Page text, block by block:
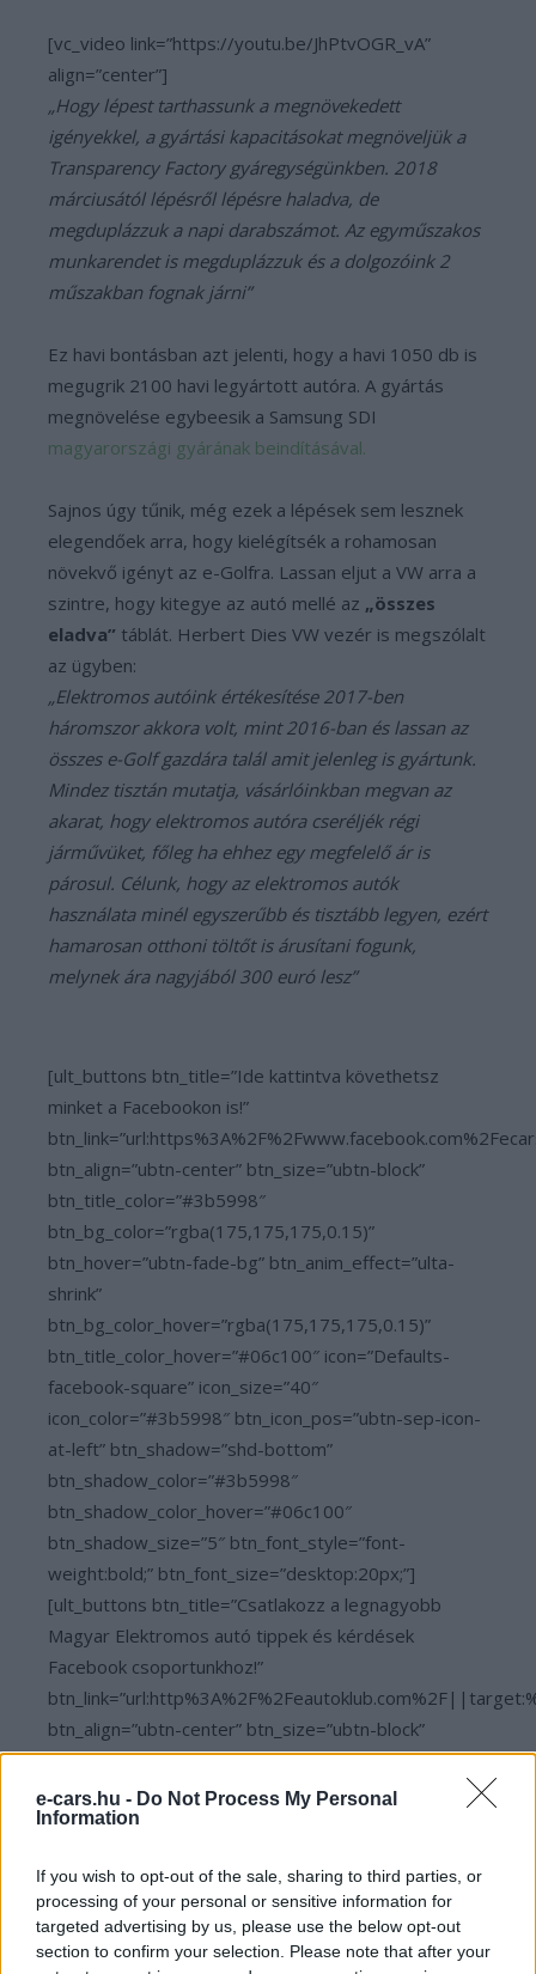
e-cars.hu - Do Not Process My Personal
Information
If you wish to opt-out of the sale, sharing to third parties, or
processing of your personal or sensitive information for
targeted advertising by us, please use the below opt-out
section to confirm your selection. Please note that after your
[vc_video link=”https://youtu.be/JhPtvOGR_vA”
align=”center”]
„Hogy lépest tarthassunk a megnövekedett
igényekkel, a gyártási kapacitásokat megnöveljük a
Transparency Factory gyáregységünkben. 2018
márciusától lépésről lépésre haladva, de
megduplázzuk a napi darabszámot. Az egyműszakos
munkarendet is megduplázzuk és a dolgozóink 2
műszakban fognak járni”
Ez havi bontásban azt jelenti, hogy a havi 1050 db is
megugrik 2100 havi legyártott autóra. A gyártás
megnövelése egybeesik a Samsung SDI
magyarországi gyárának beindításával.
Sajnos úgy tűnik, még ezek a lépések sem lesznek
elegendőek arra, hogy kielégítsék a rohamosan
növekvő igényt az e-Golfra. Lassan eljut a VW arra a
szintre, hogy kitegye az autó mellé az „összes
eladva” táblát. Herbert Dies VW vezér is megszólalt
az ügyben:
„Elektromos autóink értékesítése 2017-ben
háromszor akkora volt, mint 2016-ban és lassan az
összes e-Golf gazdára talál amit jelenleg is gyártunk.
Mindez tisztán mutatja, vásárlóinkban megvan az
akarat, hogy elektromos autóra cseréljék régi
járművüket, főleg ha ehhez egy megfelelő ár is
párosul. Célunk, hogy az elektromos autók
használata minél egyszerűbb és tisztább legyen, ezért
hamarosan otthoni töltőt is árusítani fogunk,
melynek ára nagyjából 300 euró lesz”
[ult_buttons btn_title=”Ide kattintva követhetsz
minket a Facebookon is!”
btn_align=”ubtn-center” btn_size=”ubtn-block”
btn_title_color=”#3b5998″
btn_bg_color=”rgba(175,175,175,0.15)”
btn_hover=”ubtn-fade-bg” btn_anim_effect=”ulta-
shrink”
btn_bg_color_hover=”rgba(175,175,175,0.15)”
btn_title_color_hover=”#06c100″ icon=”Defaults-
facebook-square” icon_size=”40″
icon_color=”#3b5998″ btn_icon_pos=”ubtn-sep-icon-
at-left” btn_shadow=”shd-bottom”
btn_shadow_color=”#3b5998″
btn_shadow_color_hover=”#06c100″
btn_shadow_size=”5″ btn_font_style=”font-
weight:bold;” btn_font_size=”desktop:20px;”]
[ult_buttons btn_title=”Csatlakozz a legnagyobb
Magyar Elektromos autó tippek és kérdések
Facebook csoportunkhoz!”
btn_align=”ubtn-center” btn_size=”ubtn-block”
btn_title_color=”#3b5998″
btn_bg_color=”rgba(175,175,175,0.15)”
btn_hover=”ubtn-fade-bg” btn_anim_effect=”ulta-
btn_bg_color_hover=”rgba(175,175,175,0.15)”
btn_title_color_hover=”#06c100″ icon=”Defaults-
comments” icon_size=”30″ icon_color=”#3b5998″